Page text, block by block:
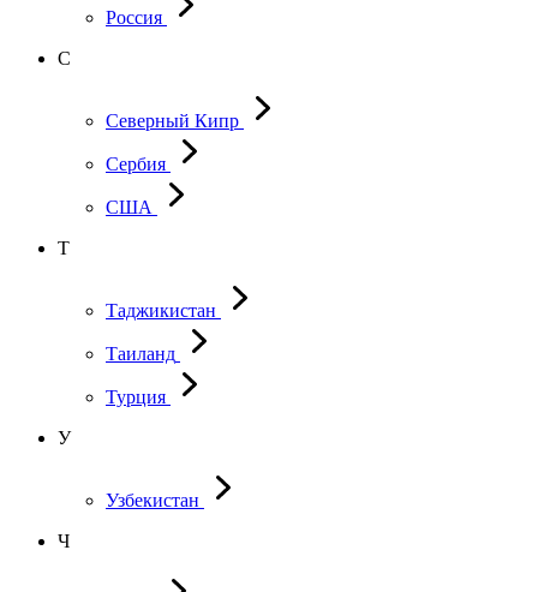
Россия
С
Северный Кипр
Сербия
США
Т
Таджикистан
Таиланд
Турция
У
Узбекистан
Ч